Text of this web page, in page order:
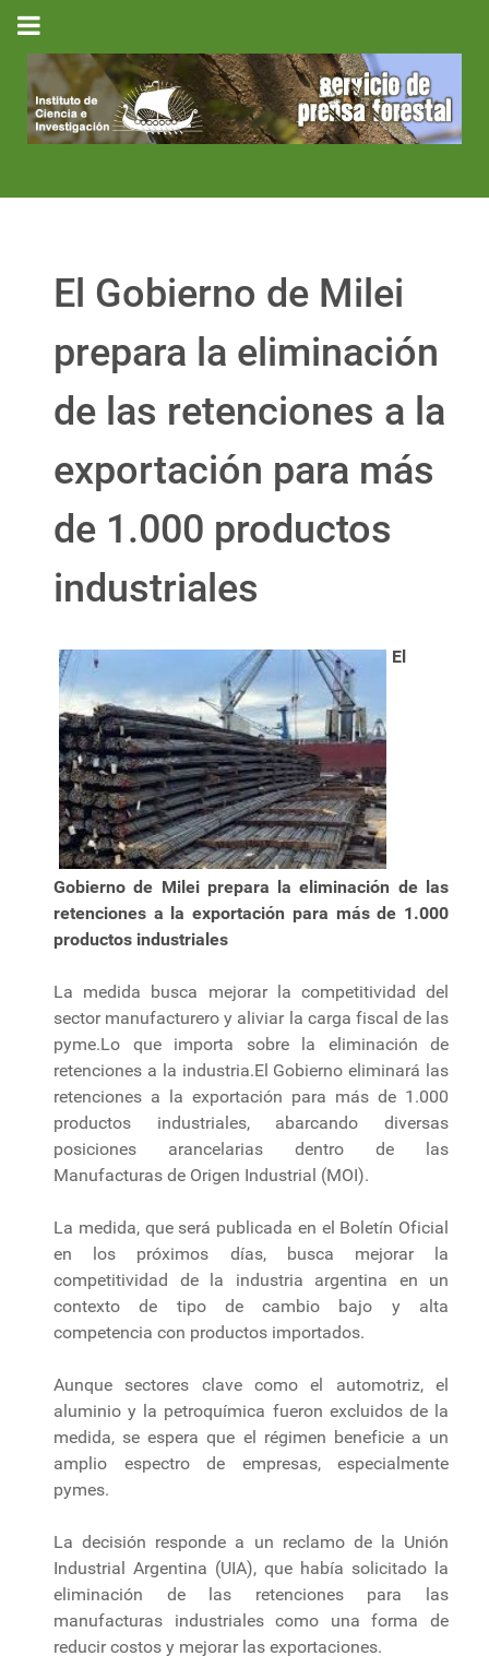
El Gobierno de Milei
prepara la eliminación
de las retenciones a la
exportación para más
de 1.000 productos
industriales
El
Gobierno de Milei prepara la eliminación de las
retenciones a la exportación para más de 1.000
productos industriales
La medida busca mejorar la competitividad del
sector manufacturero y aliviar la carga fiscal de las
pyme.Lo que importa sobre la eliminación de
retenciones a la industria.El Gobierno eliminará las
retenciones a la exportación para más de 1.000
productos industriales, abarcando diversas
posiciones arancelarias dentro de las
Manufacturas de Origen Industrial (MOI).
La medida, que será publicada en el Boletín Oficial
en los próximos días, busca mejorar la
competitividad de la industria argentina en un
contexto de tipo de cambio bajo y alta
competencia con productos importados.
Aunque sectores clave como el automotriz, el
aluminio y la petroquímica fueron excluidos de la
medida, se espera que el régimen beneficie a un
amplio espectro de empresas, especialmente
pymes.
La decisión responde a un reclamo de la Unión
Industrial Argentina (UIA), que había solicitado la
eliminación de las retenciones para las
manufacturas industriales como una forma de
reducir costos y mejorar las exportaciones.